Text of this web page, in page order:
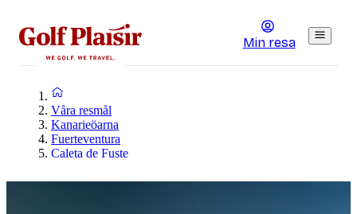
Min resa
Våra resmål
Kanarieöarna
Fuerteventura
Caleta de Fuste